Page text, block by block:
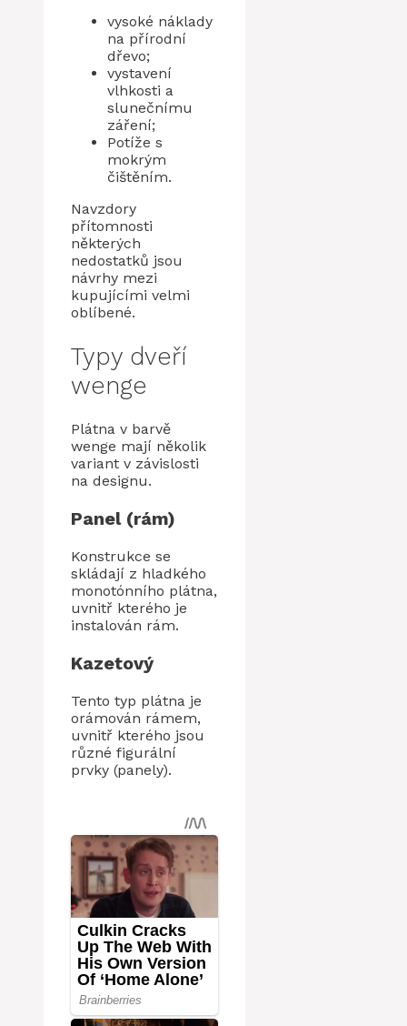
vysoké náklady
na přírodní
dřevo;
vystavení
vlhkosti a
slunečnímu
záření;
Potíže s
mokrým
čištěním.
Navzdory
přítomnosti
některých
nedostatků jsou
návrhy mezi
kupujícími velmi
oblíbené.
Typy dveří
wenge
Plátna v barvě
wenge mají několik
variant v závislosti
na designu.
Panel (rám)
Konstrukce se
skládají z hladkého
monotónního plátna,
uvnitř kterého je
instalován rám.
Kazetový
Tento typ plátna je
orámován rámem,
uvnitř kterého jsou
různé figurální
prvky (panely).